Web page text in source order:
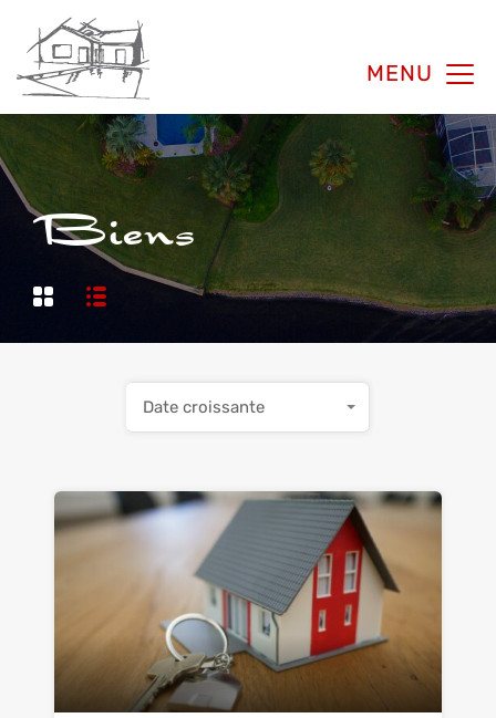
MENU
Biens
Date croissante